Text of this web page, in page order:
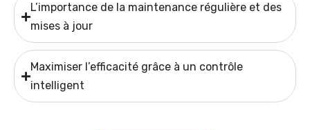
L’importance de la maintenance régulière et des
mises à jour
Maximiser l’efficacité grâce à un contrôle
intelligent